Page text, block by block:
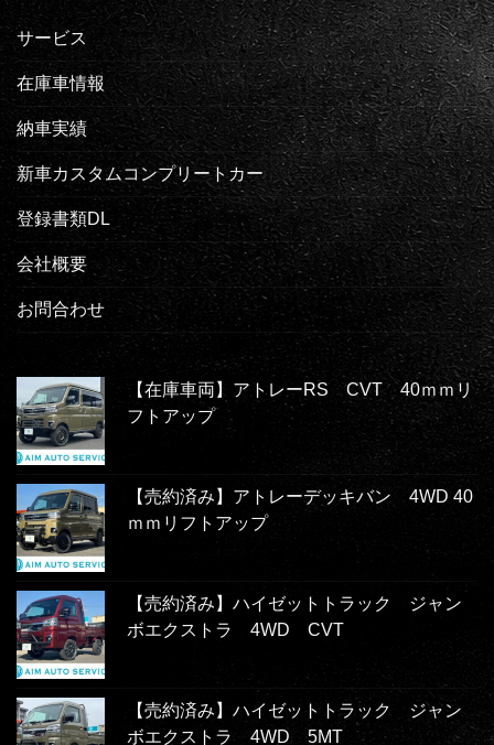
サービス
在庫車情報
納車実績
新車カスタムコンプリートカー
登録書類DL
会社概要
お問合わせ
【在庫車両】アトレーRS CVT 40ｍｍリ
フトアップ
【売約済み】アトレーデッキバン 4WD 40
ｍｍリフトアップ
【売約済み】ハイゼットトラック ジャン
ボエクストラ 4WD CVT
【売約済み】ハイゼットトラック ジャン
ボエクストラ 4WD 5MT